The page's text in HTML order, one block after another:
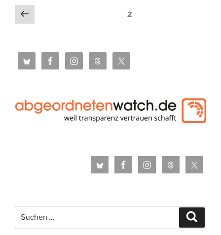
Seitennummerierung
der
Vorherige
Seite
Seite2
nach: